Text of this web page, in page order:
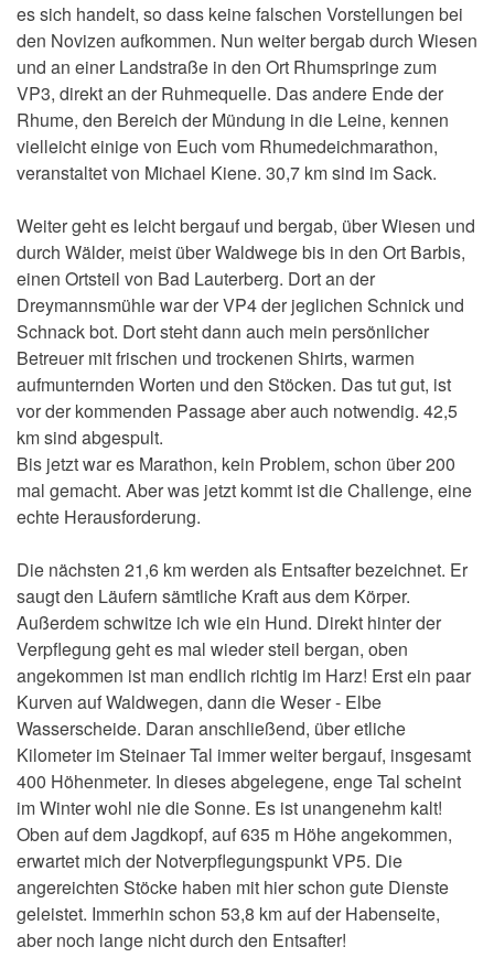
es sich handelt, so dass keine falschen Vorstellungen bei
den Novizen aufkommen. Nun weiter bergab durch Wiesen
und an einer Landstraße in den Ort Rhumspringe zum
VP3, direkt an der Ruhmequelle. Das andere Ende der
Rhume, den Bereich der Mündung in die Leine, kennen
vielleicht einige von Euch vom Rhumedeichmarathon,
veranstaltet von Michael Kiene. 30,7 km sind im Sack.
Weiter geht es leicht bergauf und bergab, über Wiesen und
durch Wälder, meist über Waldwege bis in den Ort Barbis,
einen Ortsteil von Bad Lauterberg. Dort an der
Dreymannsmühle war der VP4 der jeglichen Schnick und
Schnack bot. Dort steht dann auch mein persönlicher
Betreuer mit frischen und trockenen Shirts, warmen
aufmunternden Worten und den Stöcken. Das tut gut, ist
vor der kommenden Passage aber auch notwendig. 42,5
km sind abgespult.
Bis jetzt war es Marathon, kein Problem, schon über 200
mal gemacht. Aber was jetzt kommt ist die Challenge, eine
echte Herausforderung.
Die nächsten 21,6 km werden als Entsafter bezeichnet. Er
saugt den Läufern sämtliche Kraft aus dem Körper.
Außerdem schwitze ich wie ein Hund. Direkt hinter der
Verpflegung geht es mal wieder steil bergan, oben
angekommen ist man endlich richtig im Harz! Erst ein paar
Kurven auf Waldwegen, dann die Weser - Elbe
Wasserscheide. Daran anschließend, über etliche
Kilometer im Steinaer Tal immer weiter bergauf, insgesamt
400 Höhenmeter. In dieses abgelegene, enge Tal scheint
im Winter wohl nie die Sonne. Es ist unangenehm kalt!
Oben auf dem Jagdkopf, auf 635 m Höhe angekommen,
erwartet mich der Notverpflegungspunkt VP5. Die
angereichten Stöcke haben mit hier schon gute Dienste
geleistet. Immerhin schon 53,8 km auf der Habenseite,
aber noch lange nicht durch den Entsafter!